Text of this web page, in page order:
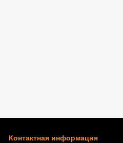
Контактная информация